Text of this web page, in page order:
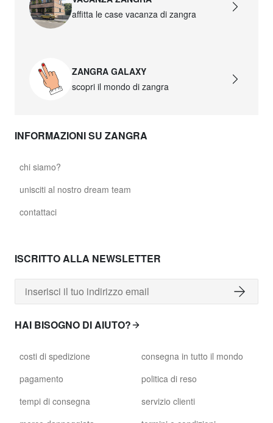
affitta le case vacanza di zangra
ZANGRA GALAXY
scopri il mondo di zangra
INFORMAZIONI SU ZANGRA
chi siamo?
unisciti al nostro dream team
contattaci
ISCRITTO ALLA NEWSLETTER
HAI BISOGNO DI AIUTO?
costi di spedizione
pagamento
tempi di consegna
consegna in tutto il mondo
politica di reso
servizio clienti